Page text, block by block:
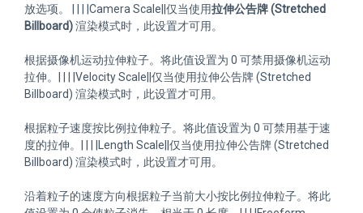
放选项。 | | | |Camera Scale||仅当使用拉伸公告牌 (Stretched
Billboard)渲染模式时，此设置才可用。
根据摄像机运动拉伸粒子。将此值设置为 0 可禁用摄像机运动
拉伸。| | | |Velocity Scale||仅当使用拉伸公告牌 (Stretched
Billboard) 渲染模式时，此设置才可用。
根据粒子速度按比例拉伸粒子。将此值设置为 0 可禁用基于速
度的拉伸。| | | |Length Scale||仅当使用拉伸公告牌 (Stretched
Billboard) 渲染模式时，此设置才可用。
沿着粒子的速度方向根据粒子当前大小按比例拉伸粒子。将此